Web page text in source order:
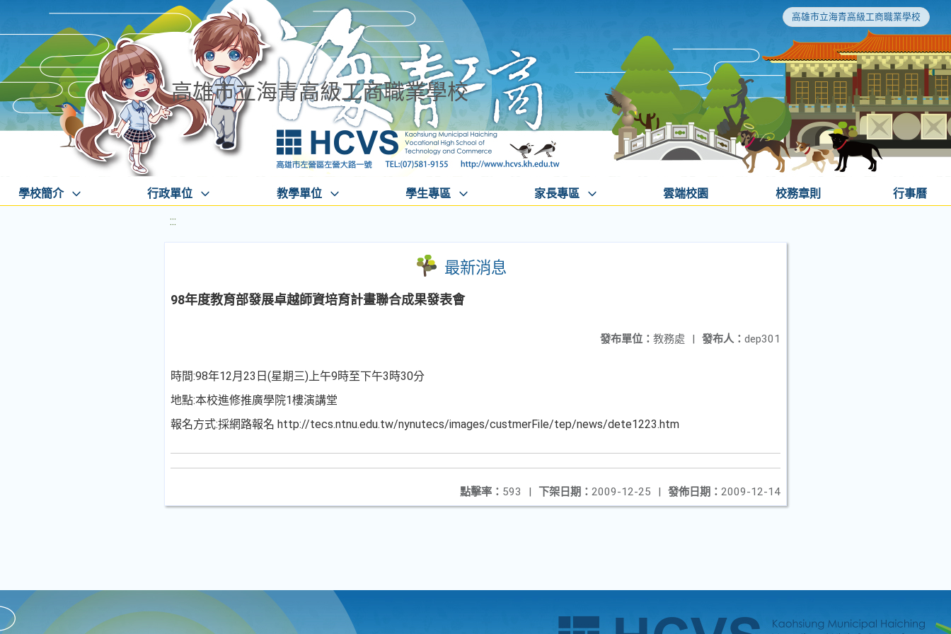
高雄市立海青高級工商職業學校
高雄市立海青高級工商職業學校
學校簡介 行政單位 教學單位 學生專區 家長專區 雲端校園 校務章則 行事曆
:::
最新消息
98年度教育部發展卓越師資培育計畫聯合成果發表會
發布人： dep301
發布單位： 教務處 |
時間:98年12月23日(星期三)上午9時至下午3時30分
地點:本校進修推廣學院1樓演講堂
報名方式:採網路報名 http://tecs.ntnu.edu.tw/nynutecs/images/custmerFile/tep/news/dete1223.htm
發佈日期： 2009-12-14
下架日期： 2009-12-25 |
點擊率： 593 |